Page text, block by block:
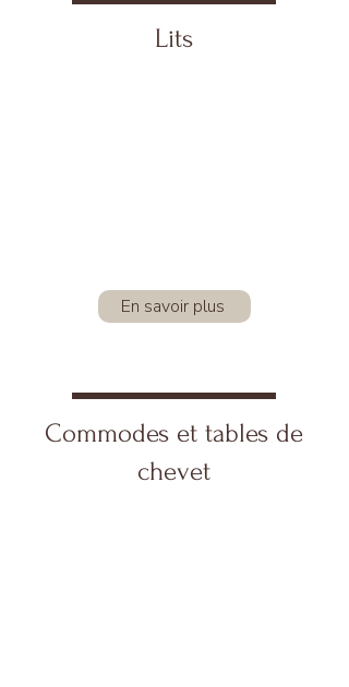
Lits
En savoir plus
Commodes et tables de
chevet